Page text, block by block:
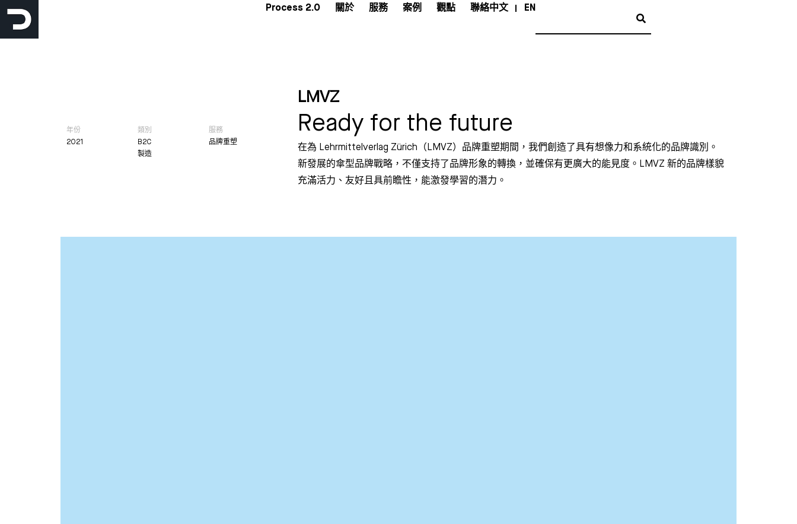
跳
主
Process 2.0 關於 服務 案例 觀點 聯絡中文 EN
年份
2021
類別
B2C
製造
服務
品牌重塑
LMVZ
Ready for the future
在為 Lehrmittelverlag Zürich（LMVZ）品牌重塑期間，我們創造了具有想像力和系統化的品牌識別。
新發展的傘型品牌戰略，不僅支持了品牌形象的轉換，並確保有更廣大的能見度。LMVZ 新的品牌樣貌
充滿活力、友好且具前瞻性，能激發學習的潛力。